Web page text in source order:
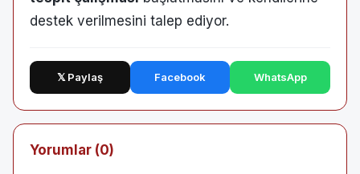
destek verilmesini talep ediyor.
𝕏 Paylaş Facebook WhatsApp
Yorumlar (0)